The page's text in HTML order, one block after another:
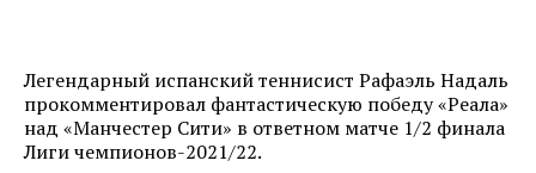
Легендарный испанский теннисист Рафаэль Надаль
прокомментировал фантастическую победу «Реала»
над «Манчестер Сити» в ответном матче 1/2 финала
Лиги чемпионов-2021/22.